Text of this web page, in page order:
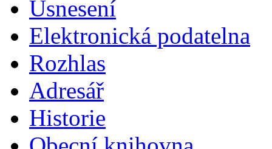
Usnesení
Elektronická podatelna
Rozhlas
Adresář
Historie